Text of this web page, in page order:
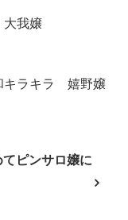
我嬢
キラキラ 嬉野嬢
ピンサロ嬢に